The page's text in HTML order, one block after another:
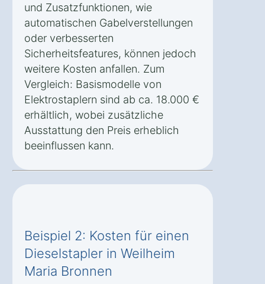
und Zusatzfunktionen, wie
automatischen Gabelverstellungen
oder verbesserten
Sicherheitsfeatures, können jedoch
weitere Kosten anfallen. Zum
Vergleich: Basismodelle von
Elektrostaplern sind ab ca. 18.000 €
erhältlich, wobei zusätzliche
Ausstattung den Preis erheblich
beeinflussen kann.
Beispiel 2: Kosten für einen
Dieselstapler in Weilheim
Maria Bronnen